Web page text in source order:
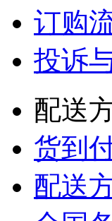
订购
投诉
配送
货到
配送